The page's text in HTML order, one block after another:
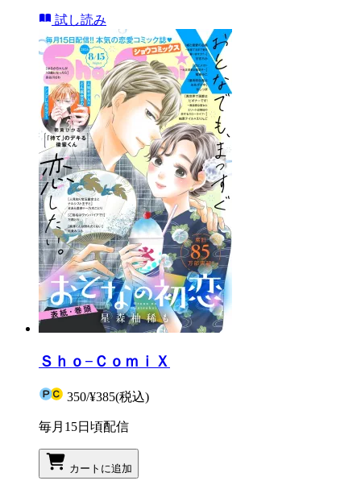
試し読み
Ｓｈｏ−ＣｏｍｉＸ
350/¥385(税込)
毎月15日頃配信
カートに追加